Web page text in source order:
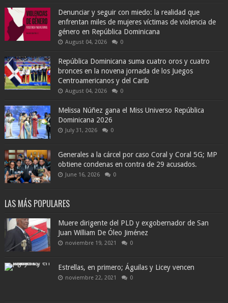
Denunciar y seguir con miedo: la realidad que
enfrentan miles de mujeres víctimas de violencia de
género en República Dominicana
August 04, 2026 0
República Dominicana suma cuatro oros y cuatro
bronces en la novena jornada de los Juegos
Centroamericanos y del Carib
August 04, 2026 0
Melissa Núñez gana el Miss Universo República
Dominicana 2026
July 31, 2026 0
Generales a la cárcel por caso Coral y Coral 5G; MP
obtiene condenas en contra de 29 acusados.
June 16, 2026 0
LAS MÁS POPULARES
Muere dirigente del PLD y exgobernador de San
Juan William De Óleo Jiménez
noviembre 19, 2021 0
Estrellas, en primero; Águilas y Licey vencen
noviembre 22, 2021 0